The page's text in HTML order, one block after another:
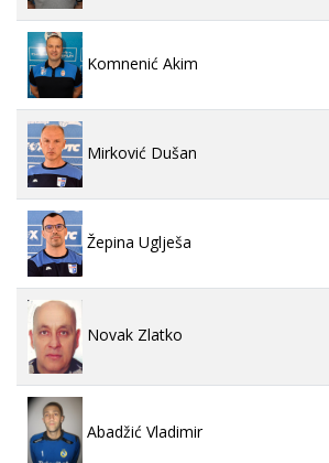
Komnenić Akim
Mirković Dušan
Žepina Uglješa
Novak Zlatko
Abadžić Vladimir